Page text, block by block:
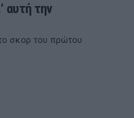
αυτή την
σκορ του πρώτου